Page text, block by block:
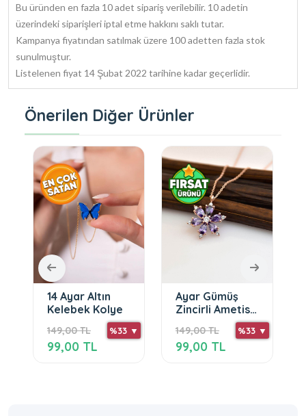
Bu üründen en fazla 10 adet sipariş verilebilir. 10 adetin
üzerindeki siparişleri iptal etme hakkını saklı tutar.
Kampanya fiyatından satılmak üzere 100 adetten fazla stok
sunulmuştur.
Listelenen fiyat 14 Şubat 2022 tarihine kadar geçerlidir.
Önerilen Diğer Ürünler
14 Ayar Altın
Kelebek Kolye
149,00 TL %33 ▼
99,00 TL
Ayar Gümüş
Zincirli Ametist
149,00 TL %33 ▼
99,00 TL